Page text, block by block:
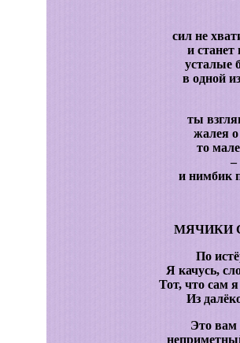
сил не
и станет
усталые
в одной
ты
жалея
то
–
и нимбик
МЯЧИКИ
По
Я качусь,
Тот, что сам
Из
Это вам